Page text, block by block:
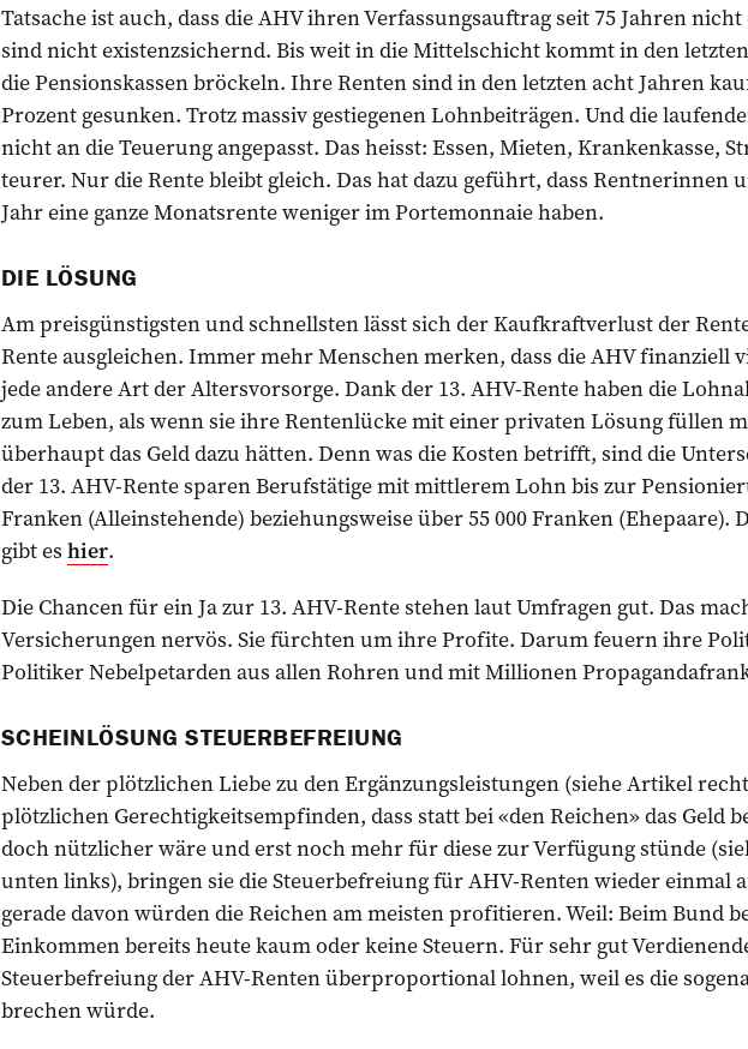
Tatsache ist auch, dass die AHV ihren Verfassungsauftrag seit 75 Jahren
sind nicht existenzsichernd. Bis weit in die Mittelschicht kommt in den
die Pensionskassen bröckeln. Ihre Renten sind in den letzten acht Jahren
Prozent gesunken. Trotz massiv gestiegenen Lohnbeiträgen. Und die
nicht an die Teuerung angepasst. Das heisst: ­Essen, Mieten, Krankenkasse,
teurer. Nur die Rente bleibt gleich. Das hat dazu geführt, dass Rentnerinnen
Jahr eine ganze ­Monatsrente weniger im Portemonnaie haben.
DIE LÖSUNG
Am preisgünstigsten und schnellsten lässt sich der Kaufkraftverlust der
Rente ausgleichen. Immer mehr Menschen merken, dass die AHV finanziell
jede andere Art der Altersvorsorge. Dank der 13. AHV-Rente haben die
zum Leben, als wenn sie ihre Rentenlücke mit einer privaten Lösung füllen
überhaupt das Geld dazu hätten. Denn was die Kosten betrifft, sind die
der 13. AHV-Rente sparen Berufstätige mit mittlerem Lohn bis zur
Franken (Alleinstehende) beziehungsweise über 55 000 Franken (Ehepaare).
gibt es hier.
Die Chancen für ein Ja zur 13. AHV-Rente stehen laut Umfragen gut. Das
Versicherungen nervös. Sie fürchten um ihre Profite. Darum feuern ihre
Politiker Nebelpetarden aus allen ­Rohren und mit Millionen
SCHEINLÖSUNG STEUERBEFREIUNG
Neben der plötzlichen Liebe zu den Ergänzungsleistungen (siehe Artikel
plötzlichen Gerechtigkeitsempfinden, dass statt bei «den Reichen» das Geld
doch nützlicher wäre und erst noch mehr für diese zur Verfügung stünde
unten links), bringen sie die Steuerbefreiung für AHV-Renten wieder einmal
gerade davon würden die Reichen am meisten profitieren. Weil: Beim Bund
Einkommen bereits heute kaum oder keine Steuern. Für sehr gut
Steuerbefreiung der AHV-Renten überproportional lohnen, weil es die
brechen würde.